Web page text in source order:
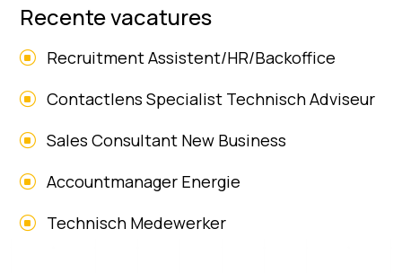
Recente vacatures
Recruitment Assistent/HR/Backoffice
Contactlens Specialist Technisch Adviseur
Sales Consultant New Business
Accountmanager Energie
Technisch Medewerker